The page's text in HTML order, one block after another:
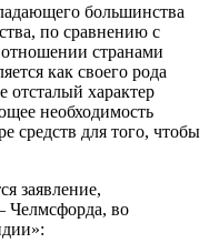
большинства
по сравнению с
странами
как своего рода
отсталый характер
необходимость
средств для того, чтобы
заявление,
Челмсфорда, во